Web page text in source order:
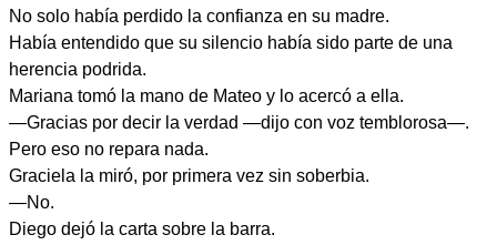
No solo había perdido la confianza en su madre.
Había entendido que su silencio había sido parte de una
herencia podrida.
Mariana tomó la mano de Mateo y lo acercó a ella.
—Gracias por decir la verdad —dijo con voz temblorosa—.
Pero eso no repara nada.
Graciela la miró, por primera vez sin soberbia.
—No.
Diego dejó la carta sobre la barra.